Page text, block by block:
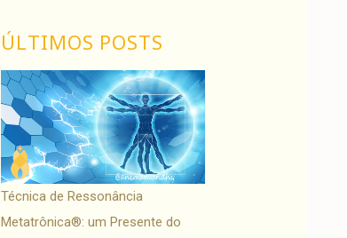
ÚLTIMOS POSTS
Técnica de Ressonância
Metatrônica®: um Presente do